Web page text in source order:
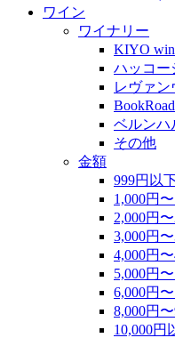
ワイン
ワイナリー
KIYO
ハッコー
レヴァン
ベルンハ
その他
金額
999円以
1,000円
2,000円
3,000円
4,000円
5,000円
6,000円
8,000円
10,000円